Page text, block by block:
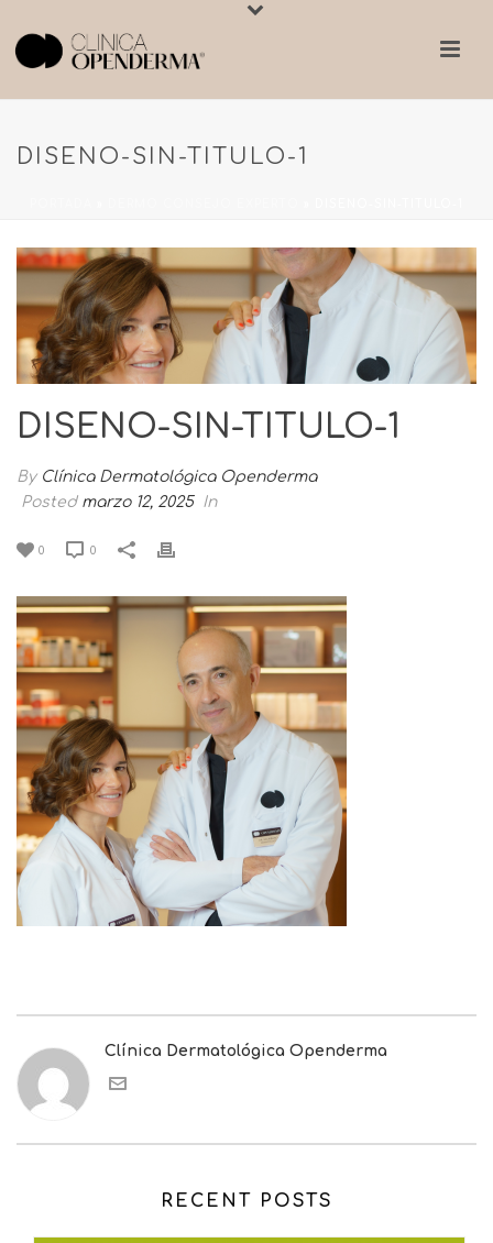
DISENO-SIN-TITULO-1
DISENO-SIN-TITULO-1
By Clínica Dermatológica Openderma
Posted marzo 12, 2025 In
0 0
Clínica Dermatológica Openderma
RECENT POSTS